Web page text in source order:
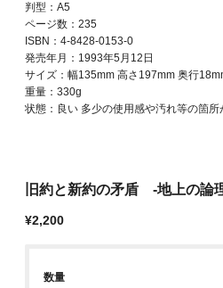
判型：A5
ページ数：235
ISBN：4-8428-0153-0
発売年月：1993年5月12日
サイズ：幅135mm 高さ197mm 奥行
重量：330g
状態：良い 多少の使用感や汚れ等の箇
旧約と新約の矛盾 -地上の論
¥2,200
数量